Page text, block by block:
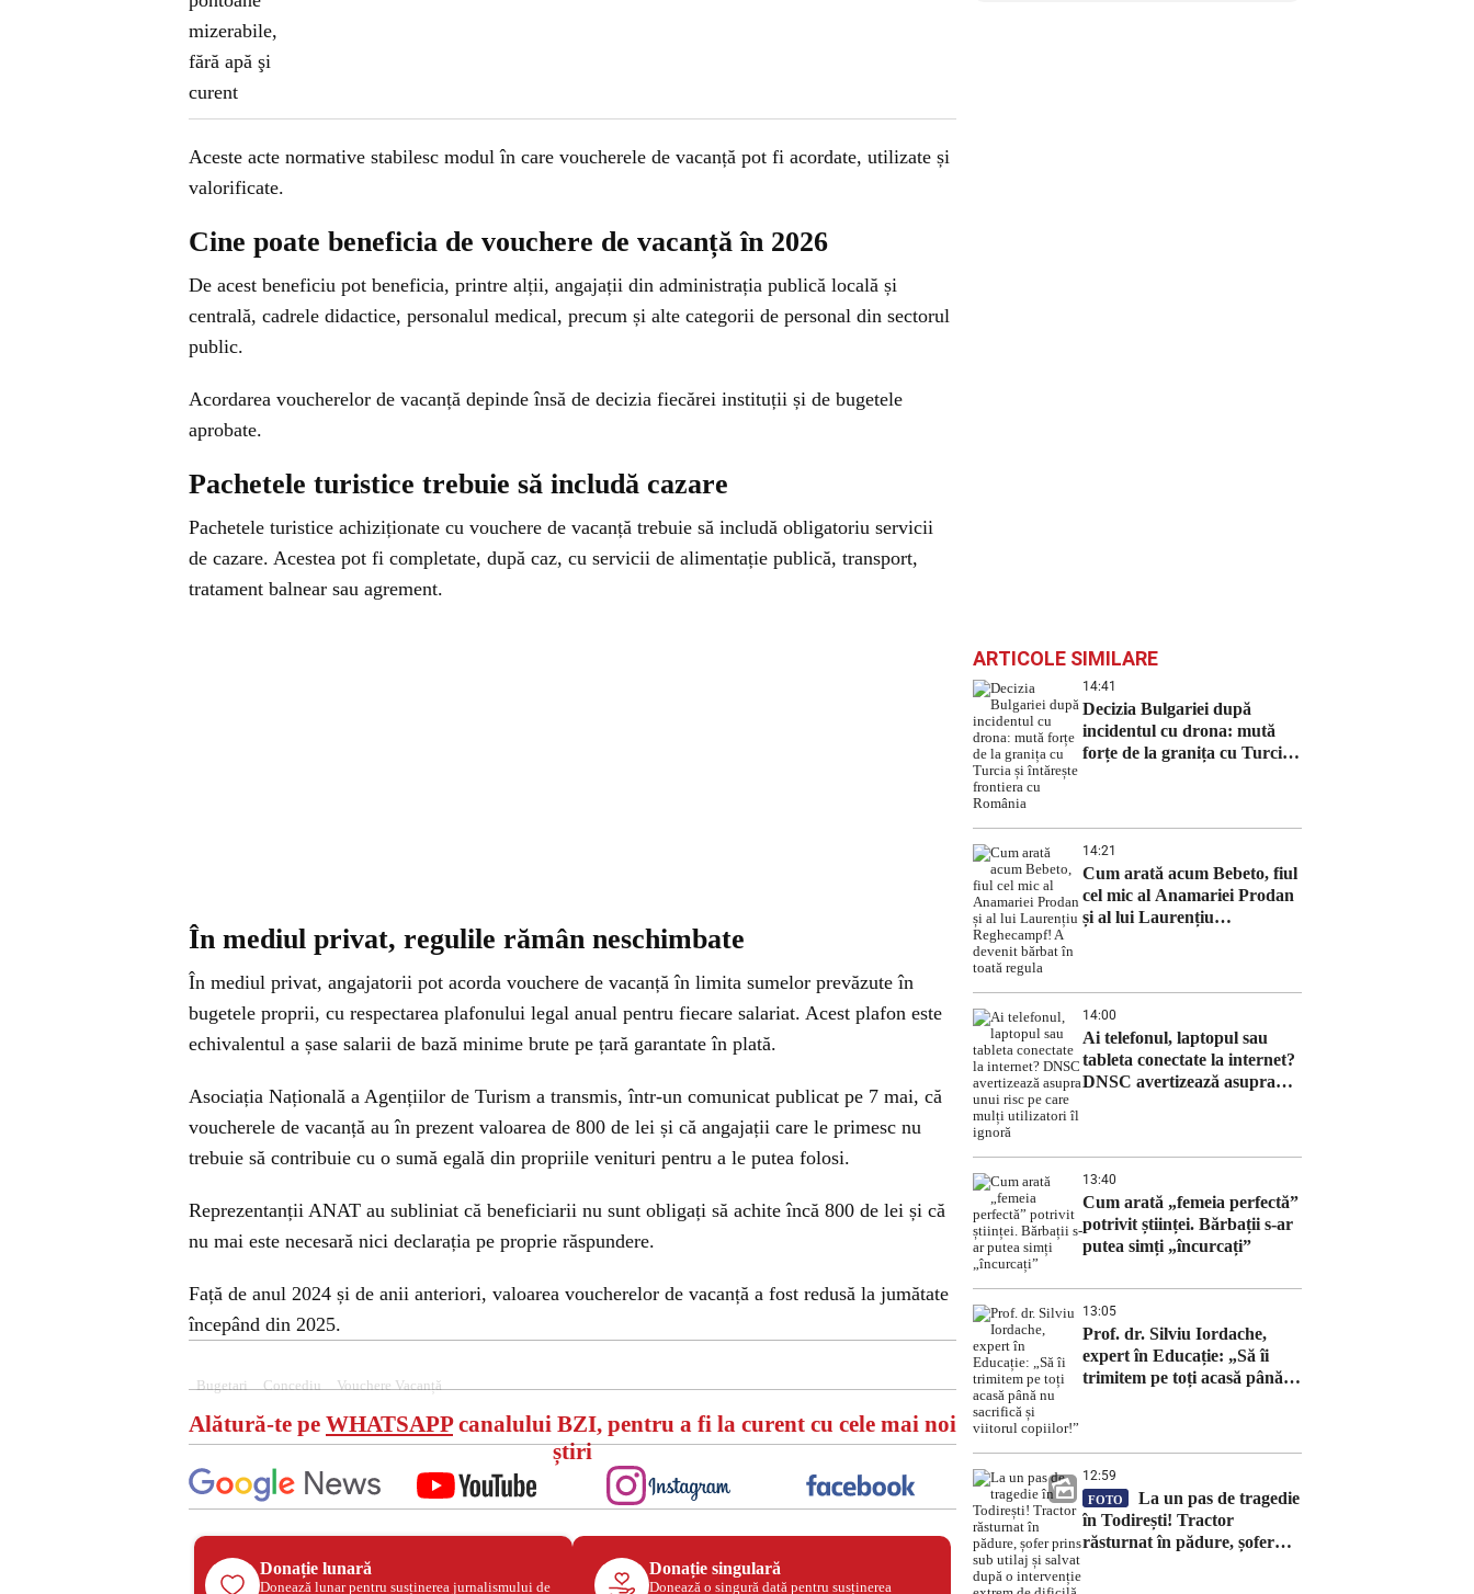
Aceste acte normative stabilesc modul în care voucherele de vacanță pot fi acordate, utilizate și
valorificate.
Cine poate beneficia de vouchere de vacanță în 2026
De acest beneficiu pot beneficia, printre alții, angajații din administrația publică locală și
centrală, cadrele didactice, personalul medical, precum și alte categorii de personal din sectorul
public.
Acordarea voucherelor de vacanță depinde însă de decizia fiecărei instituții și de bugetele
aprobate.
Pachetele turistice trebuie să includă cazare
Pachetele turistice achiziționate cu vouchere de vacanță trebuie să includă obligatoriu servicii
de cazare. Acestea pot fi completate, după caz, cu servicii de alimentație publică, transport,
tratament balnear sau agrement.
În mediul privat, regulile rămân neschimbate
În mediul privat, angajatorii pot acorda vouchere de vacanță în limita sumelor prevăzute în
bugetele proprii, cu respectarea plafonului legal anual pentru fiecare salariat. Acest plafon este
echivalentul a șase salarii de bază minime brute pe țară garantate în plată.
Asociația Națională a Agențiilor de Turism a transmis, într-un comunicat publicat pe 7 mai, că
voucherele de vacanță au în prezent valoarea de 800 de lei și că angajații care le primesc nu
trebuie să contribuie cu o sumă egală din propriile venituri pentru a le putea folosi.
Reprezentanții ANAT au subliniat că beneficiarii nu sunt obligați să achite încă 800 de lei și că
nu mai este necesară nici declarația pe proprie răspundere.
Față de anul 2024 și de anii anteriori, valoarea voucherelor de vacanță a fost redusă la jumătate
începând din 2025.
Bugetari Concediu Vouchere Vacanță
Alătură-te pe WHATSAPPcanalului BZI, pentru a fi la curent cu cele mai noi
știri
Donație lunară
Donează lunar pentru susținerea jurnalismului de
Donație singulară
Donează o singură dată pentru susținerea
ARTICOLE SIMILARE
14:41
Decizia Bulgariei după
incidentul cu drona: mută
forțe de la granița cu Turcia
14:21
Cum arată acum Bebeto, fiul
cel mic al Anamariei Prodan
și al lui Laurențiu
14:00
Ai telefonul, laptopul sau
tableta conectate la internet?
DNSC avertizează asupra
13:40
Cum arată „femeia perfectă”
potrivit științei. Bărbații s-ar
putea simți „încurcați”
13:05
Prof. dr. Silviu Iordache,
expert în Educație: „Să îi
trimitem pe toți acasă până
12:59
FOTO
La un pas de tragedie
în Todirești! Tractor
răsturnat în pădure, șofer